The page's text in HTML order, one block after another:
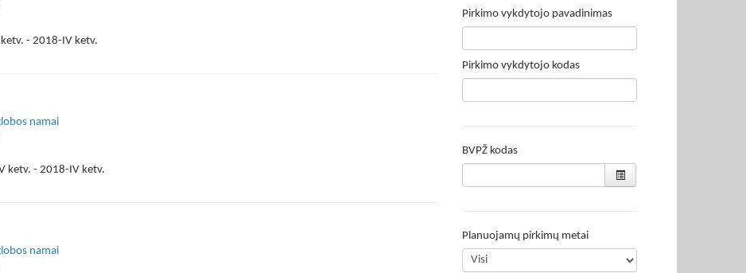
- 2018-IV ketv.
namai
ketv. - 2018-IV ketv.
namai
Pirkimo vykdytojo pavadinimas
Pirkimo vykdytojo kodas
BVPŽ kodas
Planuojamų pirkimų metai